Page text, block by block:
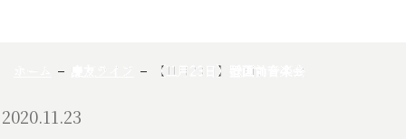
慶友ライフ 【11月23日】壁画前音楽会
2020.11.23